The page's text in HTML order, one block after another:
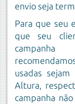
envio seja
Para que seu
que seu
usadas sejam
Altura,
campanha